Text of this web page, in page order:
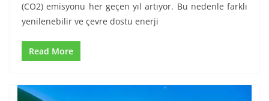
(CO2) emisyonu her geçen yıl artıyor. Bu nedenle farklı
yenilenebilir ve çevre dostu enerji
Read More